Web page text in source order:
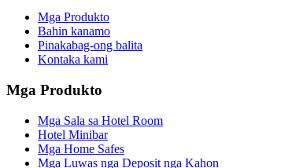
Mga Produkto
Bahin kanamo
Pinakabag-ong balita
Kontaka kami
Mga Produkto
Mga Sala sa Hotel Room
Hotel Minibar
Mga Home Safes
Mga Luwas nga Deposit nga Kahon